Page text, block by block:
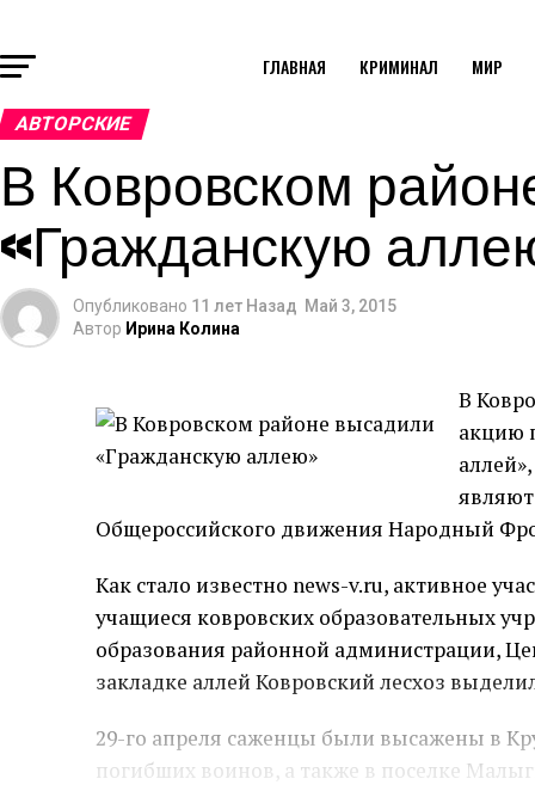
ГЛАВНАЯ КРИМИНАЛ МИР
АВТОРСКИЕ
В Ковровском
«Гражданскую
Опубликовано 11 лет Назад Май 3, 2015
Автор Ирина Колина
В
акцию
Общероссийского движения Народный
Как стало известно news-v.ru, активное
учащиеся ковровских образовательных
образования районной администрации,
закладке аллей Ковровский лесхоз
29-го апреля саженцы были высажены в
погибших воинов, а также в поселке